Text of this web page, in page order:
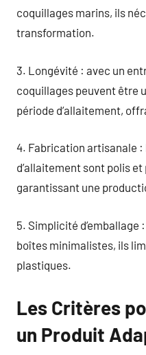
coquillages marins, ils
transformation.
3. Longévité : avec un
coquillages peuvent être
période d’allaitement,
4. Fabrication artisanale
d’allaitement sont polis
garantissant une
5. Simplicité d’emballage
boîtes minimalistes, ils
plastiques.
Les Critères
un Produit